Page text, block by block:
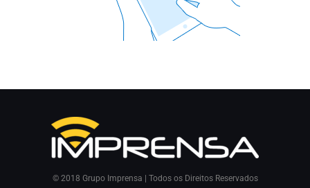
© 2018 Grupo Imprensa | Todos os Direitos Reservados